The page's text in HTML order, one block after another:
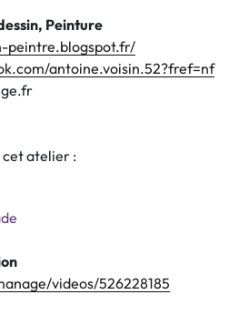
Peinture
peintre.blogspot.fr/
antoine.voisin.52?fref=nf
atelier :
videos/526228185